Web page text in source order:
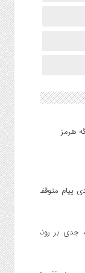
هرمز
پیام متوقف
جدی بر روند